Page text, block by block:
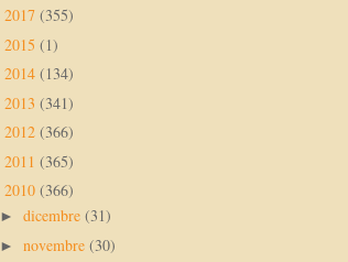
2017 (355)
2015 (1)
2014 (134)
2013 (341)
2012 (366)
2011 (365)
2010 (366)
► dicembre (31)
► novembre (30)